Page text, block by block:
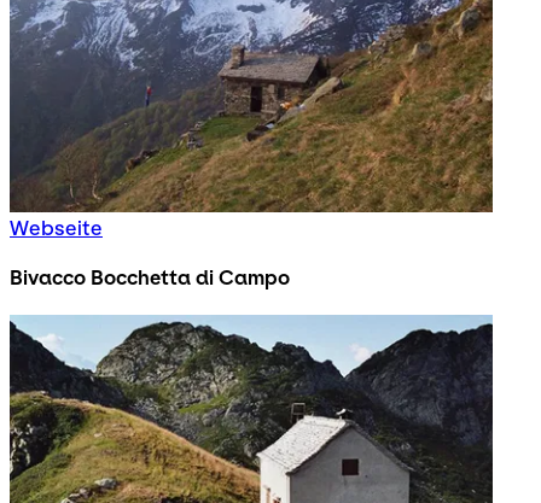
Webseite
Bivacco Bocchetta di Campo